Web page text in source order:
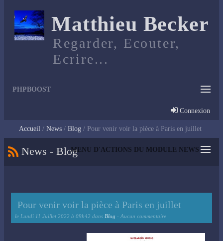
Matthieu Becker
Regarder, Ecouter,
Ecrire...
PHPBOOST
Connexion
Accueil News Blog Pour venir voir la pièce à Paris en juillet
MENU D'ACTIONS DU MODULE NEWS
News - Blog
Pour venir voir la pièce à Paris en juillet
le Lundi 11 Juillet 2022 à 09h42 dans Blog - Aucun commentaire